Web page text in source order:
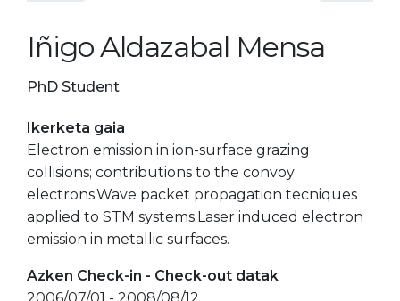
Iñigo Aldazabal Mensa
PhD Student
Ikerketa gaia
Electron emission in ion-surface grazing
collisions; contributions to the convoy
electrons.Wave packet propagation tecniques
applied to STM systems.Laser induced electron
emission in metallic surfaces.
Azken Check-in - Check-out datak